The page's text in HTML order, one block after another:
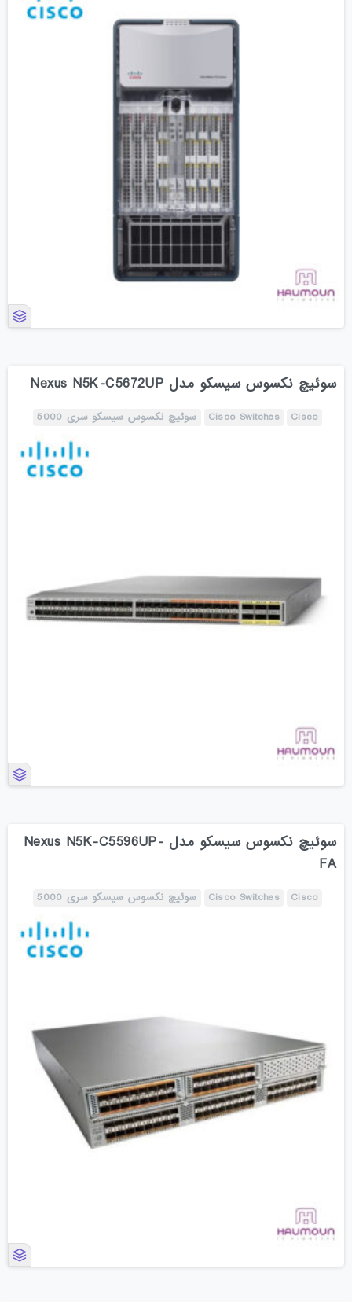
سوئیچ نکسوس سیسکو مدل Nexus N5K-C5672UP
Cisco
Cisco Switches سوئیچ نکسوس سیسکو سری 5000
سوئیچ نکسوس سیسکو مدل Nexus N5K-C5596UP-
FA
Cisco
Cisco Switches سوئیچ نکسوس سیسکو سری 5000